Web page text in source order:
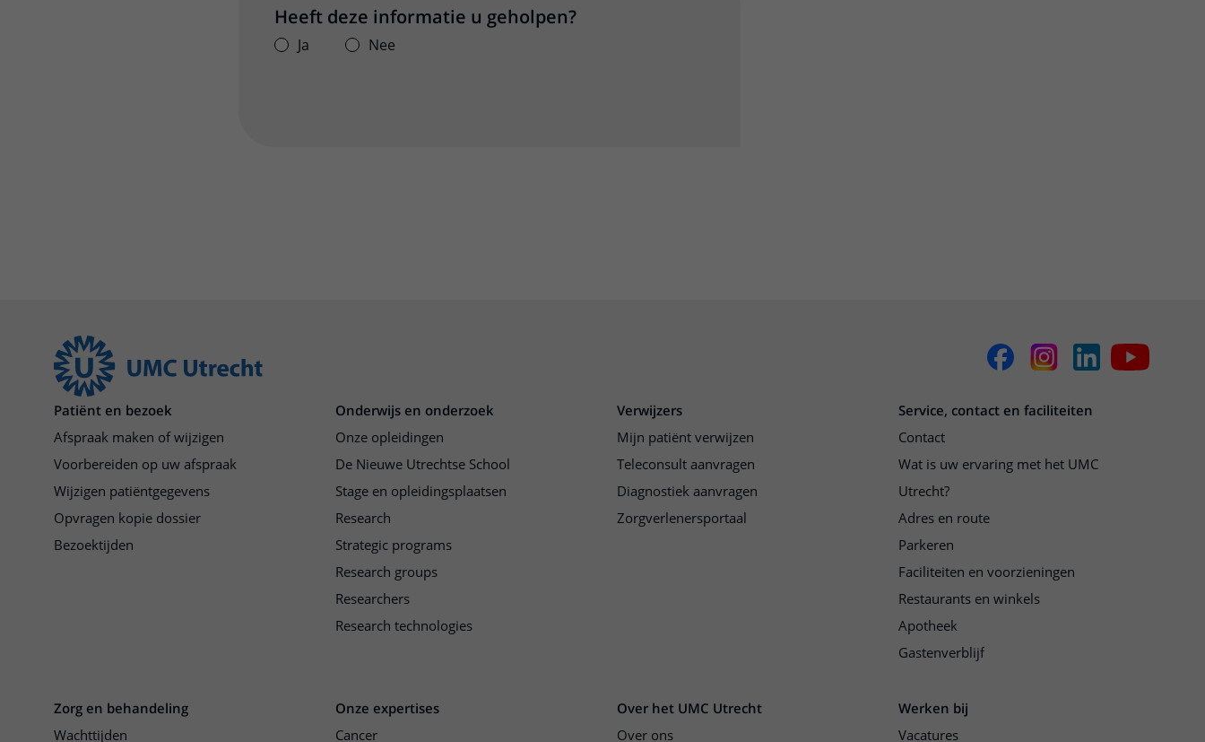
Heeft deze informatie u geholpen?
Ja Nee
Patiënt en bezoek
Afspraak maken of wijzigen
Voorbereiden op uw afspraak
Wijzigen patiëntgegevens
Opvragen kopie dossier
Bezoektijden
Onderwijs en onderzoek
Onze opleidingen
De Nieuwe Utrechtse School
Stage en opleidingsplaatsen
Research
Strategic programs
Research groups
Researchers
Research technologies
Verwijzers
Mijn patiënt verwijzen
Teleconsult aanvragen
Diagnostiek aanvragen
Zorgverlenersportaal
Service, contact en faciliteiten
Contact
Wat is uw ervaring met het UMC
Utrecht?
Adres en route
Parkeren
Faciliteiten en voorzieningen
Restaurants en winkels
Apotheek
Gastenverblijf
Zorg en behandeling
Wachttijden
Onze expertises
Cancer
Over het UMC Utrecht
Over ons
Werken bij
Vacatures